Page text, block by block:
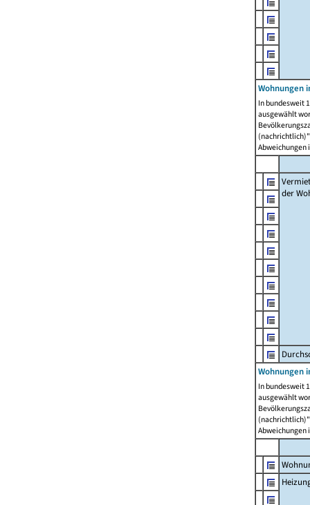
Wohnungen
In bundesweit
ausgewählt
Abweichungen
der
Wohnungen
In bundesweit
ausgewählt
Abweichungen